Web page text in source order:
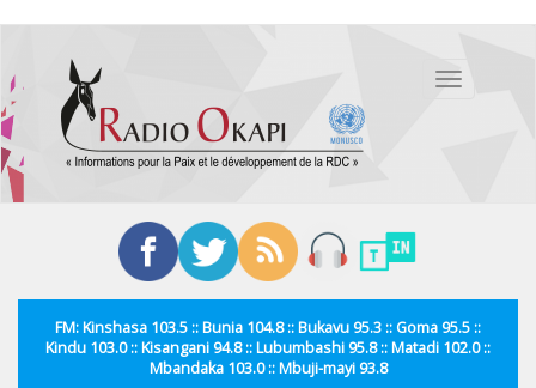
contenu
principal
Toggle
FM: Kinshasa 103.5 :: Bunia 104.8 :: Bukavu 95.3 :: Goma 95.5 ::
Kindu 103.0 :: Kisangani 94.8 :: Lubumbashi 95.8 :: Matadi 102.0 ::
Mbandaka 103.0 :: Mbuji-mayi 93.8